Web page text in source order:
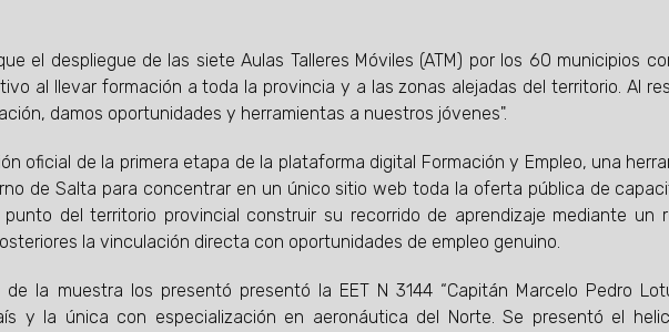
el despliegue de las siete Aulas Talleres Móviles (ATM) por los 60 municipios
al llevar formación a toda la provincia y a las zonas alejadas del territorio. Al
damos oportunidades y herramientas a nuestros jóvenes".
oficial de la primera etapa de la plataforma digital Formación y Empleo, una
de Salta para concentrar en un único sitio web toda la oferta pública de
del territorio provincial construir su recorrido de aprendizaje mediante un
la vinculación directa con oportunidades de empleo genuino.
la muestra los presentó presentó la EET N 3144 “Capitán Marcelo Pedro
y la única con especialización en aeronáutica del Norte. Se presentó el